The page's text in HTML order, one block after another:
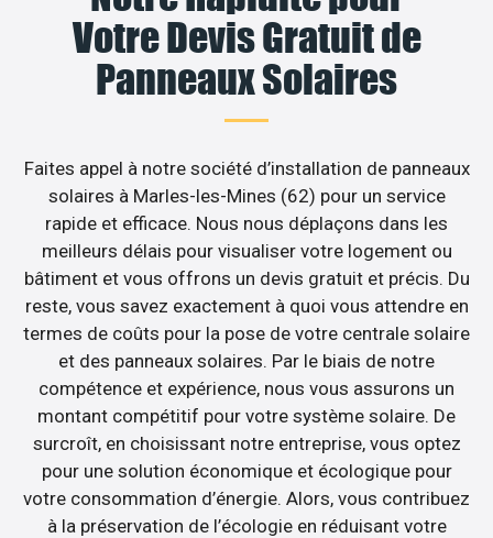
Votre Devis Gratuit de
Panneaux Solaires
Faites appel à notre société d’installation de panneaux
solaires à Marles-les-Mines (62) pour un service
rapide et efficace. Nous nous déplaçons dans les
meilleurs délais pour visualiser votre logement ou
bâtiment et vous offrons un devis gratuit et précis. Du
reste, vous savez exactement à quoi vous attendre en
termes de coûts pour la pose de votre centrale solaire
et des panneaux solaires. Par le biais de notre
compétence et expérience, nous vous assurons un
montant compétitif pour votre système solaire. De
surcroît, en choisissant notre entreprise, vous optez
pour une solution économique et écologique pour
votre consommation d’énergie. Alors, vous contribuez
à la préservation de l’écologie en réduisant votre